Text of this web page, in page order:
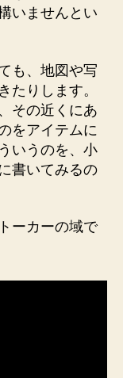
いませんとい
も、地図や写
たりします。
その近くにあ
をアイテムに
いうのを、小
書いてみるの
ーカーの域で